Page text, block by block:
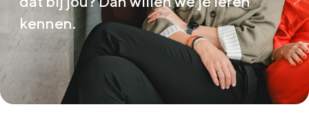
kennen.